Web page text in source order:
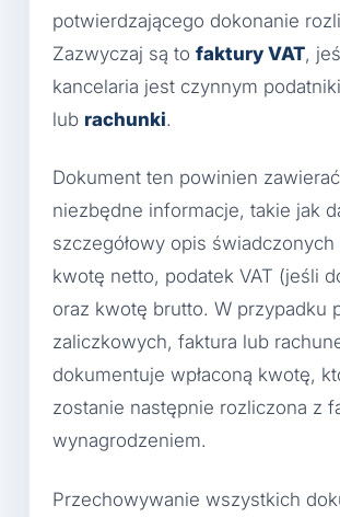
potwierdzającego dokonanie
Zazwyczaj są to faktury VAT,
kancelaria jest czynnym
lub rachunki.
Dokument ten powinien
niezbędne informacje, takie jak
szczegółowy opis świadczonych
kwotę netto, podatek VAT (jeśli
oraz kwotę brutto. W przypadku
zaliczkowych, faktura lub
dokumentuje wpłaconą kwotę,
zostanie następnie rozliczona z
wynagrodzeniem.
Przechowywanie wszystkich